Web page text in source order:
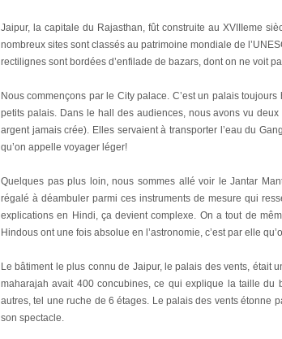
Jaipur, la capitale du Rajasthan, fût construite au XVIIIeme
nombreux sites sont classés au patrimoine mondiale de
rectilignes sont bordées d’enfilade de bazars, dont on ne voit
Nous commençons par le City palace. C’est un palais
petits palais. Dans le hall des audiences, nous avons vu
argent jamais crée). Elles servaient à transporter l’eau du
qu’on appelle voyager léger!
Quelques pas plus loin, nous sommes allé voir le Jantar
régalé à déambuler parmi ces instruments de mesure qui
explications en Hindi, ça devient complexe. On a tout de
Hindous ont une fois absolue en l’astronomie, c’est par elle
Le bâtiment le plus connu de Jaipur, le palais des vents, était
maharajah avait 400 concubines, ce qui explique la taille du
autres, tel une ruche de 6 étages. Le palais des vents étonne
son spectacle.